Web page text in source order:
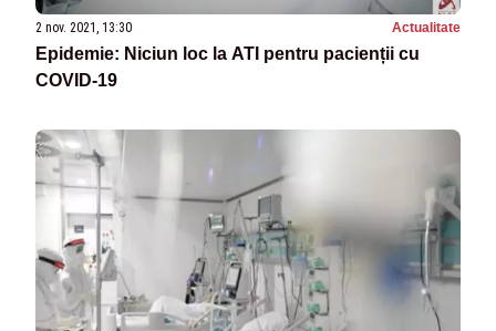
2 nov. 2021, 13:30 Actualitate
Epidemie: Niciun loc la ATI pentru pacienții cu
COVID-19